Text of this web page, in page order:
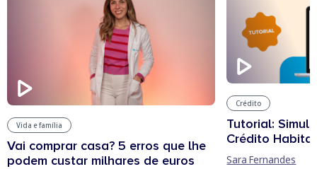
Vida e família
Vai comprar casa? 5 erros que lhe
podem custar milhares de euros
Crédito
Tutorial:
Crédito
Sara Fernandes